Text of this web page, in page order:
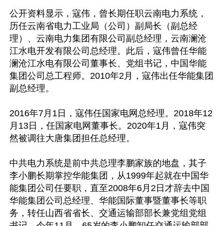
公开资料显示，寇伟，曾长期任职云南电力系统，
历任云南省电力工业局（公司）副局长（副总经
理）、云南电力集团有限公司副总经理，云南澜沧
江水电开发有限公司总经理。此后，寇伟曾任华能
澜沧江水电有限公司董事长、党组书记，中国华能
集团公司总工程师。2010年2月，寇伟出任华能集团
副总经理。
2016年7月1日，寇伟任国家电网总经理。2018年12
月13日，任国家电网董事长。2020年1月，寇伟突
然被调往大唐集团担任总经理。
中共电力系统是前中共总理李鹏家族的地盘，其子
李小鹏长期掌控华能集团，从1999年起就在中国华
能集团公司任要职，直至2008年6月2日才辞去中国
华能集团公司总经理、华能国际董事暨董事长等职
务，转任山西省省长、交通运输部部长兼党组党组